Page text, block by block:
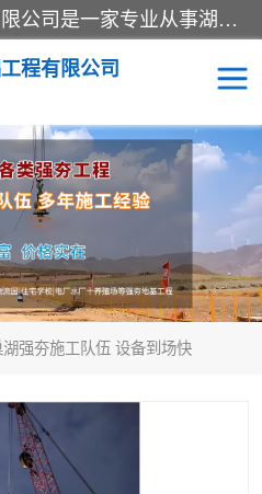
湖南业峻强夯基础工程有限公司是一家专业从事湖南强夯基础工程、强夯机租赁，地基处理的施工单位。业务覆盖：湖南、广东，江西等地。可承接1000KN.m-25000KN.m强夯（置换）工程。公司创始人是国内较早期从事强夯施工的建设者，经过多年的一步一个脚印的发展，在行业内具有较高的度和良好的口碑。
程有限公司
湖强夯施工队伍 设备到场快
强夯机租赁
强夯施工队伍